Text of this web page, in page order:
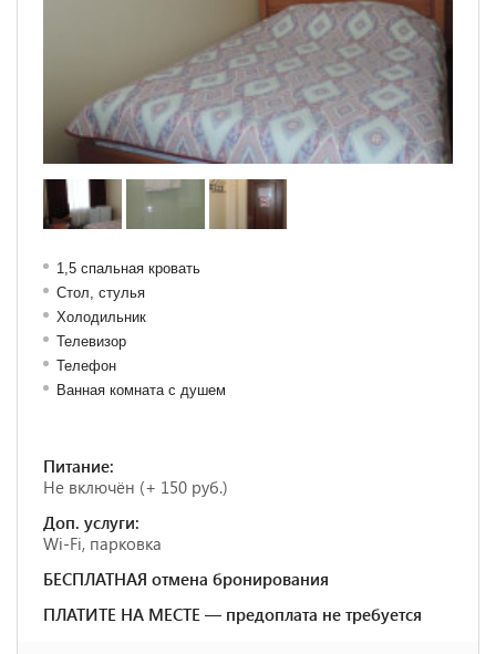
1,5 спальная кровать
Стол, стулья
Холодильник
Телевизор
Телефон
Ванная комната с душем
Питание:
Не включён (+ 150 руб.)
Доп. услуги:
Wi-Fi, парковка
БЕСПЛАТНАЯ отмена бронирования
ПЛАТИТЕ НА МЕСТЕ — предоплата не требуется